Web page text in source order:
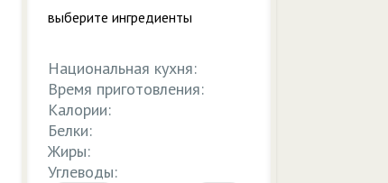
выберите ингредиенты
Национальная кухня:
Время приготовления:
Калории:
Белки:
Жиры:
Углеводы: